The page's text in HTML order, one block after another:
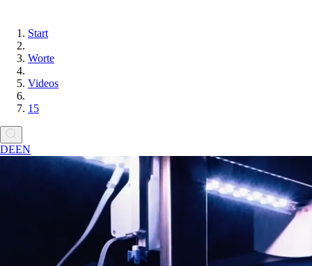
Start
Worte
Videos
15
DEEN